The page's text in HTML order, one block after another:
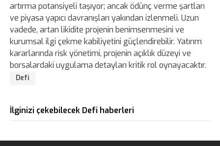
artırma potansiyeli taşıyor; ancak ödünç verme şartları
ve piyasa yapıcı davranışları yakından izlenmeli. Uzun
vadede, artan likidite projenin benimsenmesini ve
kurumsal ilgi çekme kabiliyetini güçlendirebilir. Yatırım
kararlarında risk yönetimi, projenin açıklık düzeyi ve
borsalardaki uygulama detayları kritik rol oynayacaktır.
Defi
İlginizi çekebilecek Defi haberleri